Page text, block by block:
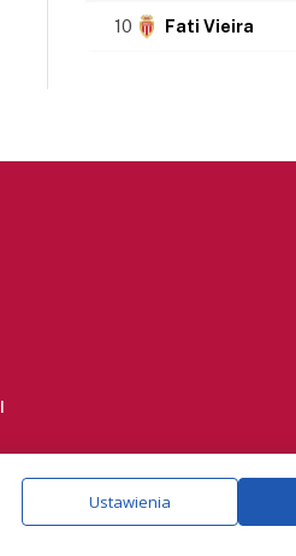
10 Fati Vieira
Ustawienia